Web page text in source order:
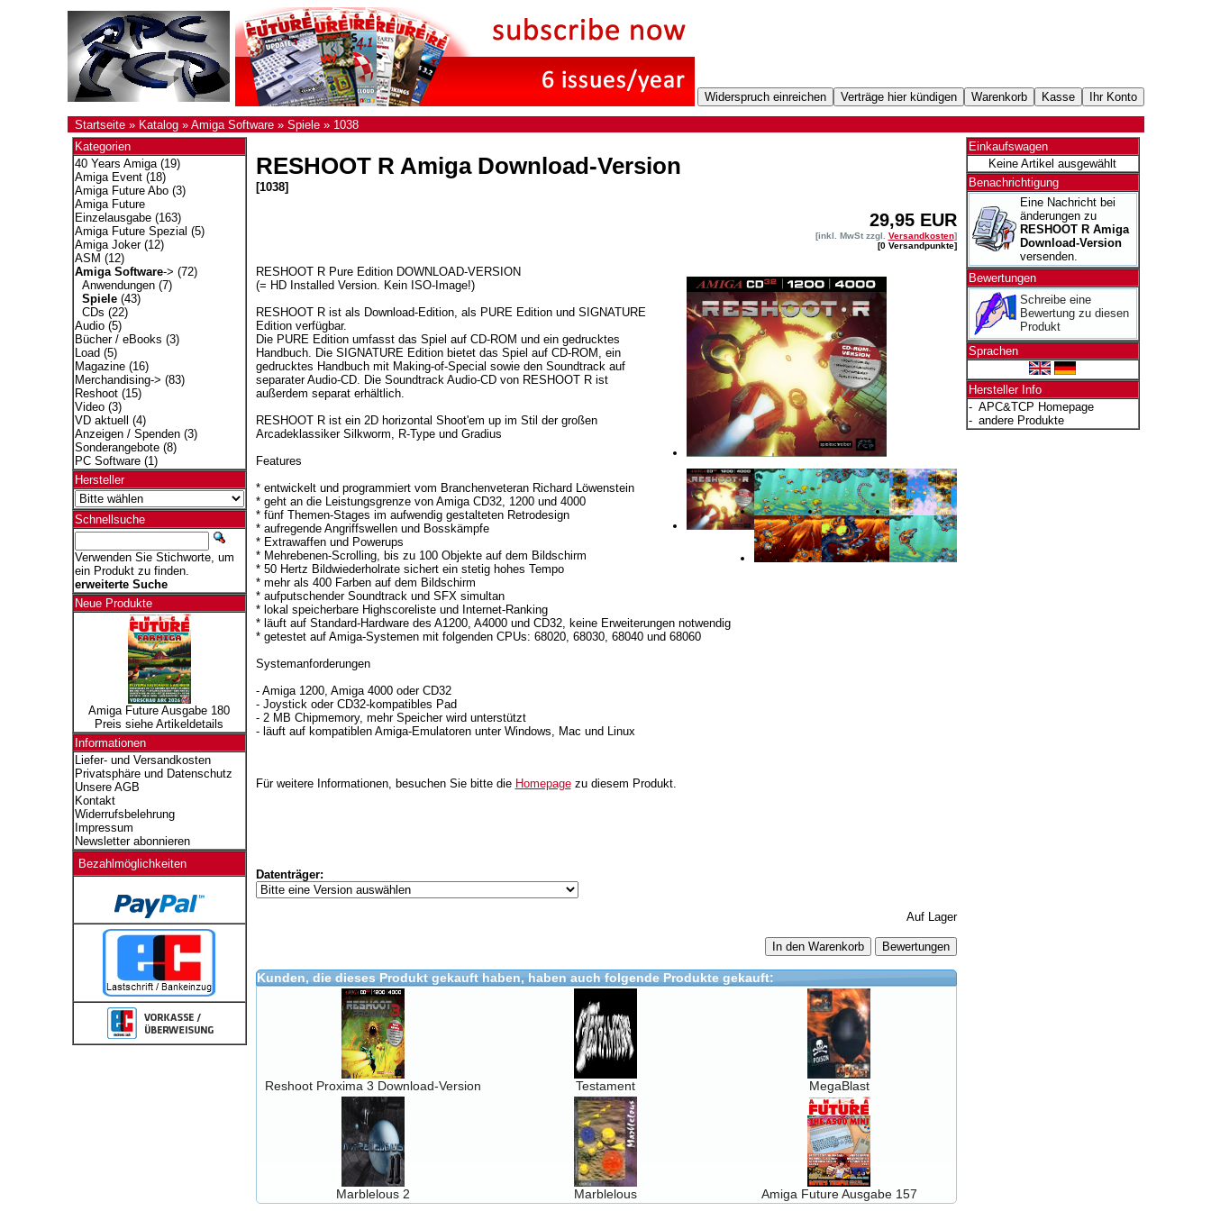
Startseite» Katalog» Amiga Software» Spiele» 1038
Kategorien
40 Years Amiga(19)
Amiga Event(18)
Amiga Future Abo(3)
Amiga Future
Einzelausgabe(163)
Amiga Future Spezial (5)
Amiga Joker(12)
ASM (12)
Amiga Software-> (72)
Anwendungen(7)
Spiele(43)
CDs (22)
Audio(5)
Bücher / eBooks (3)
Load (5)
Magazine(16)
Merchandising-> (83)
Reshoot(15)
Video(3)
VD aktuell
(4)
Anzeigen / Spenden(3)
Sonderangebote(8)
PC Software(1)
Hersteller
Schnellsuche
Verwenden Sie Stichworte, um
ein Produkt zu finden.
erweiterte Suche
Neue Produkte
Amiga Future Ausgabe 180
Preis siehe Artikeldetails
Informationen
Liefer- und Versandkosten
Privatsphäre und Datenschutz
Unsere AGB
Kontakt
Widerrufsbelehrung
Impressum
Newsletter abonnieren
Bezahlmöglichkeiten
RESHOOT R Amiga Download-Version
[1038]
29,95 EUR
[inkl. MwSt zzgl. Versandkosten]
[0 Versandpunkte]
RESHOOT R Pure Edition DOWNLOAD-VERSION
(= HD Installed Version. Kein ISO-Image!)
RESHOOT R ist als Download-Edition, als PURE Edition und SIGNATURE
Edition verfügbar.
Die PURE Edition umfasst das Spiel auf CD-ROM und ein gedrucktes
Handbuch. Die SIGNATURE Edition bietet das Spiel auf CD-ROM, ein
gedrucktes Handbuch mit Making-of-Special sowie den Soundtrack auf
separater Audio-CD. Die Soundtrack Audio-CD von RESHOOT R ist
außerdem separat erhältlich.
RESHOOT R ist ein 2D horizontal Shoot'em up im Stil der großen
Arcadeklassiker Silkworm, R-Type und Gradius
Features
* entwickelt und programmiert vom Branchenveteran Richard Löwenstein
* geht an die Leistungsgrenze von Amiga CD32, 1200 und 4000
* fünf Themen-Stages im aufwendig gestalteten Retrodesign
* aufregende Angriffswellen und Bosskämpfe
* Extrawaffen und Powerups
* Mehrebenen-Scrolling, bis zu 100 Objekte auf dem Bildschirm
* 50 Hertz Bildwiederholrate sichert ein stetig hohes Tempo
* mehr als 400 Farben auf dem Bildschirm
* aufputschender Soundtrack und SFX simultan
* lokal speicherbare Highscoreliste und Internet-Ranking
* läuft auf Standard-Hardware des A1200, A4000 und CD32, keine Erweiterungen notwendig
* getestet auf Amiga-Systemen mit folgenden CPUs: 68020, 68030, 68040 und 68060
Systemanforderungen
- Amiga 1200, Amiga 4000 oder CD32
- Joystick oder CD32-kompatibles Pad
- 2 MB Chipmemory, mehr Speicher wird unterstützt
- läuft auf kompatiblen Amiga-Emulatoren unter Windows, Mac und Linux
Für weitere Informationen, besuchen Sie bitte die Homepagezu diesem Produkt.
Datenträger:
Auf Lager
In den Warenkorb
Kunden, die dieses Produkt gekauft haben, haben auch folgende Produkte gekauft:
Reshoot Proxima 3 Download-Version Testament MegaBlast
Marblelous 2 Marblelous Amiga Future Ausgabe 157
Einkaufswagen
Keine Artikel ausgewählt
Benachrichtigung
Eine Nachricht bei
änderungen zu
RESHOOT R Amiga
Download-Version
versenden.
Bewertungen
Schreibe eine
Bewertung zu diesen
Produkt
Sprachen
Hersteller Info
- APC&TCP Homepage
- andere Produkte